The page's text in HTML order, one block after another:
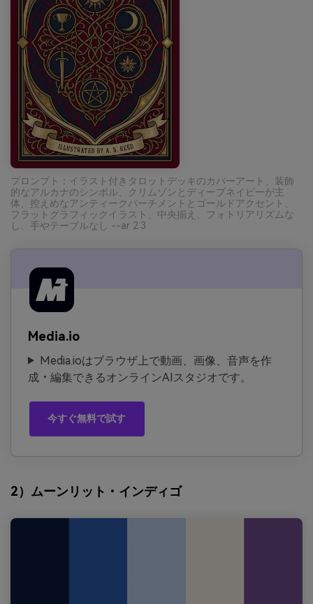
プロンプト：イラスト付きタロットデッキのカバーアート、装飾
的なアルカナのシンボル、クリムゾンとディープネイビーが主
体、控えめなアンティークパーチメントとゴールドアクセント、
フラットグラフィックイラスト、中央揃え、フォトリアリズムな
し、手やテーブルなし --ar 2:3
Media.io
Media.ioはブラウザ上で動画、画像、音声を作
成・編集できるオンラインAIスタジオです。
今すぐ無料で試す
2）ムーンリット・インディゴ